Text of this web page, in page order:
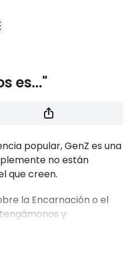
es..."
popular, GenZ es una
no están
que creen.
la Encarnación o el
y
que realmente hacen.
se realizó mediante